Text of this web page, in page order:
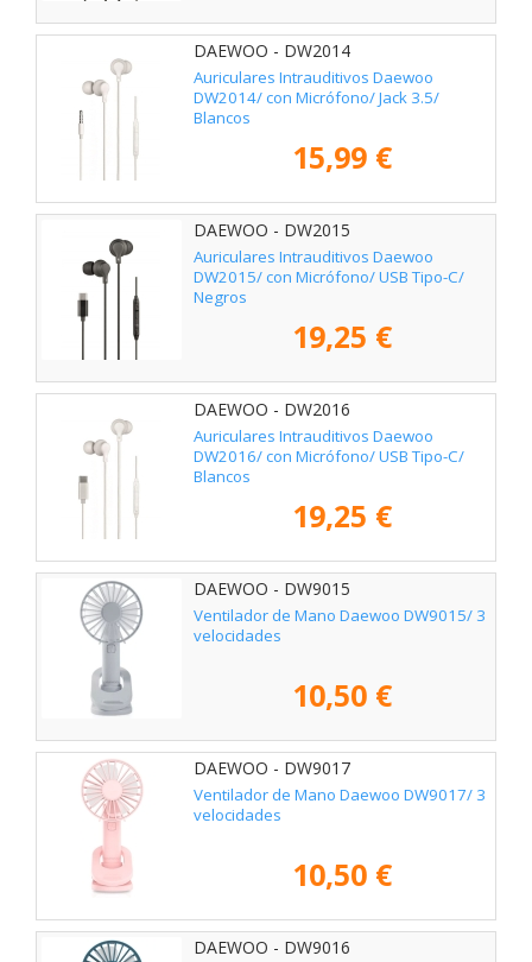
DAEWOO - DW2014
Auriculares Intrauditivos Daewoo
DW2014/ con Micrófono/ Jack 3.5/
Blancos
15,99 €
DAEWOO - DW2015
Auriculares Intrauditivos Daewoo
DW2015/ con Micrófono/ USB Tipo-C/
Negros
19,25 €
DAEWOO - DW2016
Auriculares Intrauditivos Daewoo
DW2016/ con Micrófono/ USB Tipo-C/
Blancos
19,25 €
DAEWOO - DW9015
Ventilador de Mano Daewoo DW9015/ 3
velocidades
10,50 €
DAEWOO - DW9017
Ventilador de Mano Daewoo DW9017/ 3
velocidades
10,50 €
DAEWOO - DW9016